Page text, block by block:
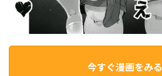
今すぐ漫画をみる